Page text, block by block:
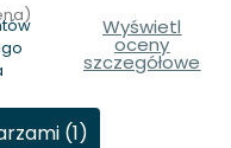
Wyświetl
oceny
szczegółowe
(1)